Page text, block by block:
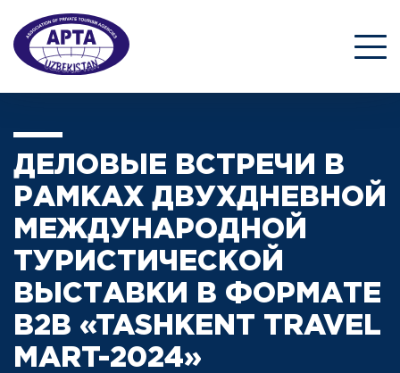
ДЕЛОВЫЕ ВСТРЕЧИ В
РАМКАХ ДВУХДНЕВНОЙ
МЕЖДУНАРОДНОЙ
ТУРИСТИЧЕСКОЙ
ВЫСТАВКИ В ФОРМАТЕ
B2B «TASHKENT TRAVEL
MART-2024»